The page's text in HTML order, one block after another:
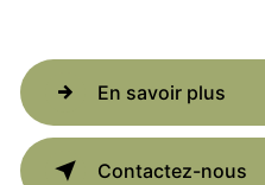
En savoir plus
Contactez-nous